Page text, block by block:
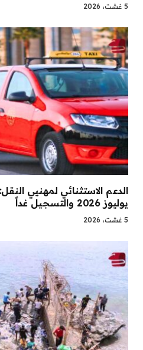
5 غشت، 2026
الدعم الاستثنائي لمهنيي
يوليوز 2026 والتسجيل غداً
5 غشت، 2026